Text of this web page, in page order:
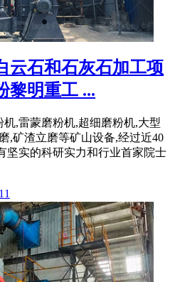
云石和石灰石加工项
黎明重工 ...
,雷蒙磨粉机,超细磨粉机,大型
,矿渣立磨等矿山设备,经过近40
坚实的科研实力和行业首家院士